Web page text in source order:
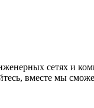
сетях и
вместе мы